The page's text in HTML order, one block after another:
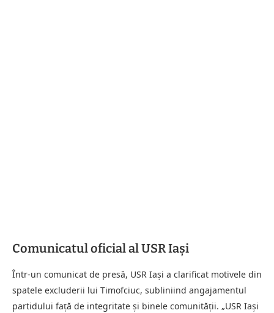
Comunicatul oficial al USR Iași
Într-un comunicat de presă, USR Iași a clarificat motivele din
spatele excluderii lui Timofciuc, subliniind angajamentul
partidului față de integritate și binele comunității. „USR Iași